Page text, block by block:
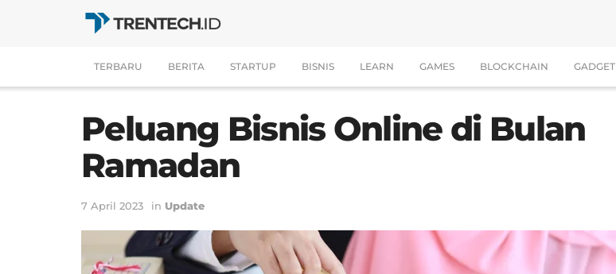
TERBARU BERITA STARTUP BISNIS LEARN GAMES BLOCKCHAIN GADGET
Peluang Bisnis Online di Bulan
Ramadan
7 April 2023 in Update